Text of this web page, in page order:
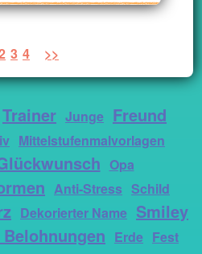
3 4 >>
Trainer Junge Freund
Mittelstufenmalvorlagen
Opa
Anti-Stress Schild
Dekorierter Name Smiley
Erde Fest